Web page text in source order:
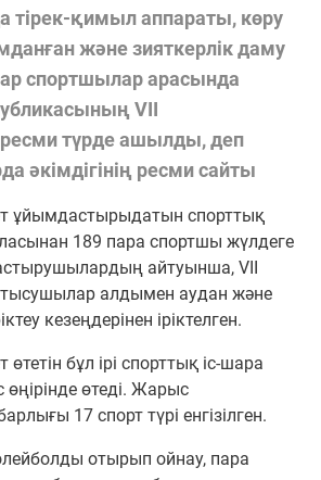
тірек-қимыл аппараты, көру
және зияткерлік даму
спортшылар арасында
VII
түрде ашылды, деп
әкімдігінің ресми сайты
ұйымдастырыдатын спорттық
189 пара спортшы жүлдеге
айтуынша, VII
алдымен аудан және
кезеңдерінен іріктелген.
бұл ірі спорттық іс-шара
өңірінде өтеді. Жарыс
17 спорт түрі енгізілген.
отырып ойнау, пара